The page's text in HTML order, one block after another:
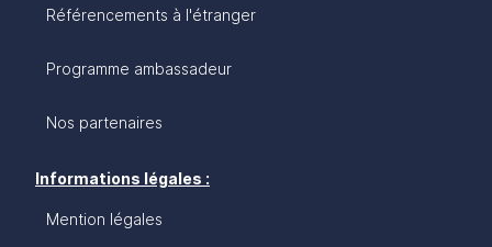
Référencements à l'étranger
Programme ambassadeur
Nos partenaires
Informations légales :
Mention légales